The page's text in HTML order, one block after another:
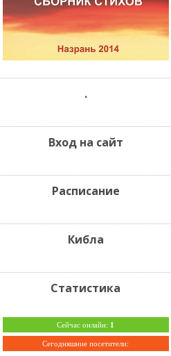
.
Вход на сайт
Расписание
Кибла
Статистика
Сейчас онлайн: 1
Сегодняшние посетители: